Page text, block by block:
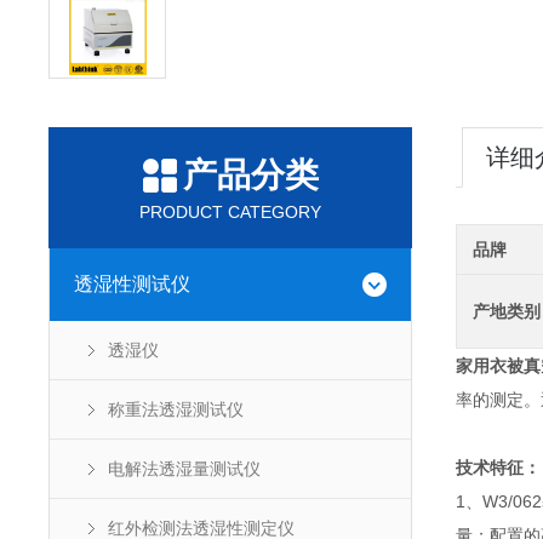
产品分类
PRODUCT CATEGORY
透湿性测试仪
透湿仪
称重法透湿测试仪
电解法透湿量测试仪
红外检测法透湿性测定仪
详细
品牌
产地类别
家用衣被
率的测定
技术特征：
1、W3/